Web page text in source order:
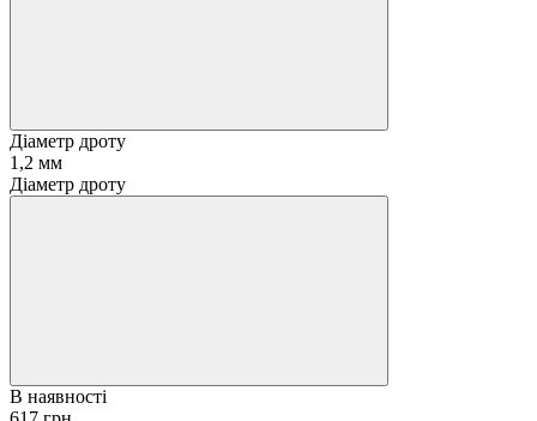
Діаметр дроту
1,2 мм
Діаметр дроту
В наявності